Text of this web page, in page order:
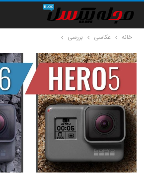
خانه عکاسی بررسی